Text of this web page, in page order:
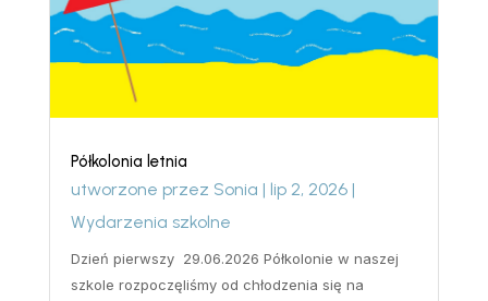
Półkolonia letnia
utworzone przez Sonia | lip 2, 2026|
Wydarzenia szkolne
Dzień pierwszy 29.06.2026 Półkolonie w naszej
szkole rozpoczęliśmy od chłodzenia się na